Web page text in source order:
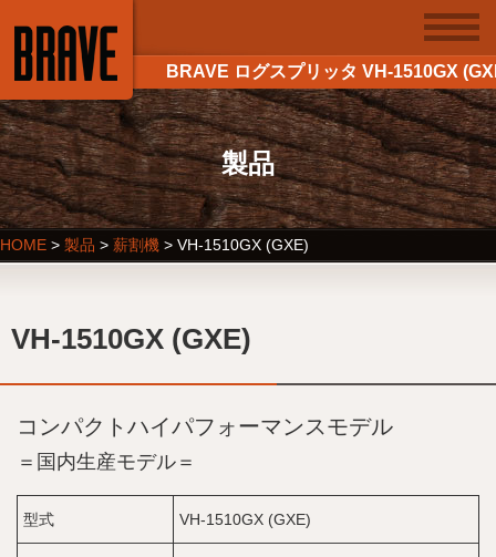
BRAVE ログスプリッタ VH-1510GX
製品
HOME > 製品 > 薪割機 > VH-1510GX (GXE)
VH-1510GX (GXE)
コンパクトハイパフォーマンスモデル
＝国内生産モデル＝
型式 VH-1510GX (GXE)